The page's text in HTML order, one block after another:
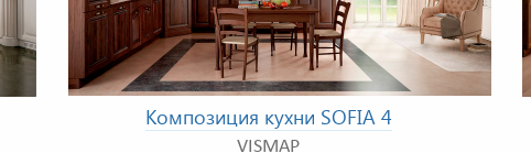
Композиция кухни SOFIA 4
VISMAP